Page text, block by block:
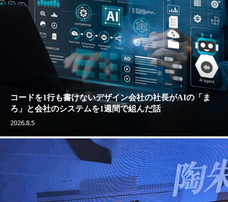
コードを1行も書けないデザイン会社の社長がAIの「ま
ろ」と会社のシステムを1週間で組んだ話
2026.8.5